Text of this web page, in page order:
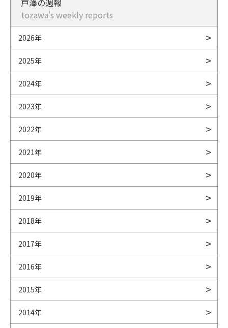
戸澤の週報
tozawa's weekly reports
2026年
2025年
2024年
2023年
2022年
2021年
2020年
2019年
2018年
2017年
2016年
2015年
2014年